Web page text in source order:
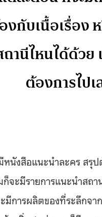
กับเนื้อเรื่อง
านีไหนได้ด้ว
ต้องการไป
นังสือแนะนำละคร สรุป
ก็จะมีรายการแนะนำส
การผลิตของที่ระลึกจ